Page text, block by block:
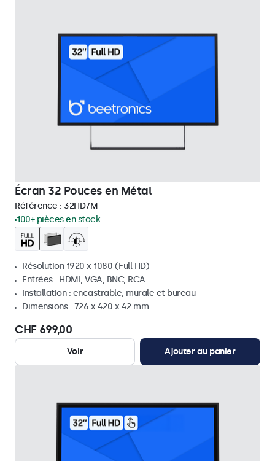
Écran 32 Pouces en Métal
Référence : 32HD7M
100+ pièces en stock
Résolution 1920 x 1080 (Full HD)
Entrées : HDMI, VGA, BNC, RCA
Installation : encastrable, murale et bureau
Dimensions : 726 x 420 x 42 mm
CHF 699,00
Voir Ajouter au panier